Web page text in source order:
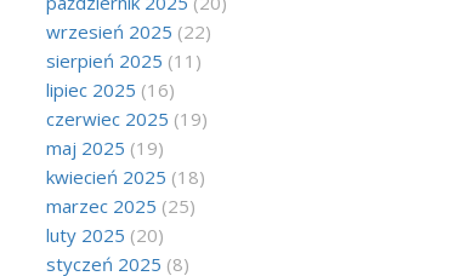
wrzesień 2025 (22)
sierpień 2025 (11)
lipiec 2025 (16)
czerwiec 2025 (19)
maj 2025 (19)
kwiecień 2025 (18)
marzec 2025 (25)
luty 2025 (20)
styczeń 2025 (8)